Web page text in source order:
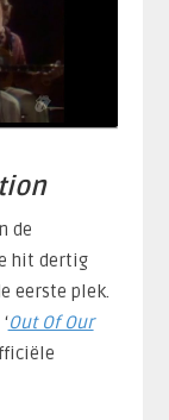
de
hit dertig
eerste plek.
Out Of Our